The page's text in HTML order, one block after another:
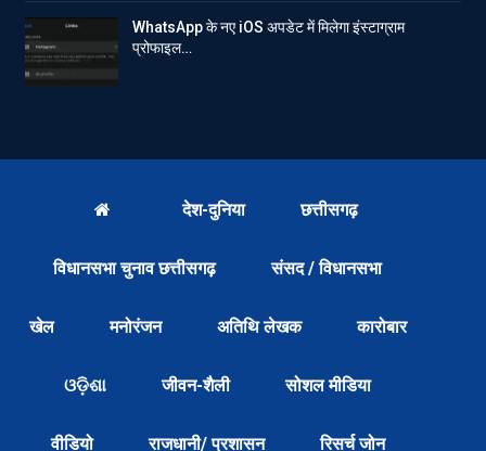
WhatsApp के नए iOS अपडेट में मिलेगा इंस्टाग्राम
प्रोफाइल…
देश-दुनिया छत्तीसगढ़
विधानसभा चुनाव छत्तीसगढ़ संसद / विधानसभा
खेल मनोरंजन अतिथि लेखक कारोबार
ଓଡ଼ିଶା जीवन-शैली सोशल मीडिया
वीडियो राजधानी/ प्रशासन रिसर्च जोन